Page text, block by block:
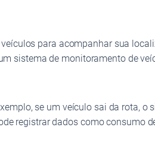
para acompanhar sua
sistema de monitoramento de
se um veículo sai da rota,
registrar dados como